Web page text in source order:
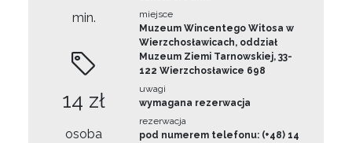
min.
14 zł
osoba
miejsce
Muzeum Wincentego Witosa w
Wierzchosławicach, oddział
Muzeum Ziemi Tarnowskiej, 33-
122 Wierzchosławice 698
uwagi
wymagana rezerwacja
rezerwacja
pod numerem telefonu: (+48) 14